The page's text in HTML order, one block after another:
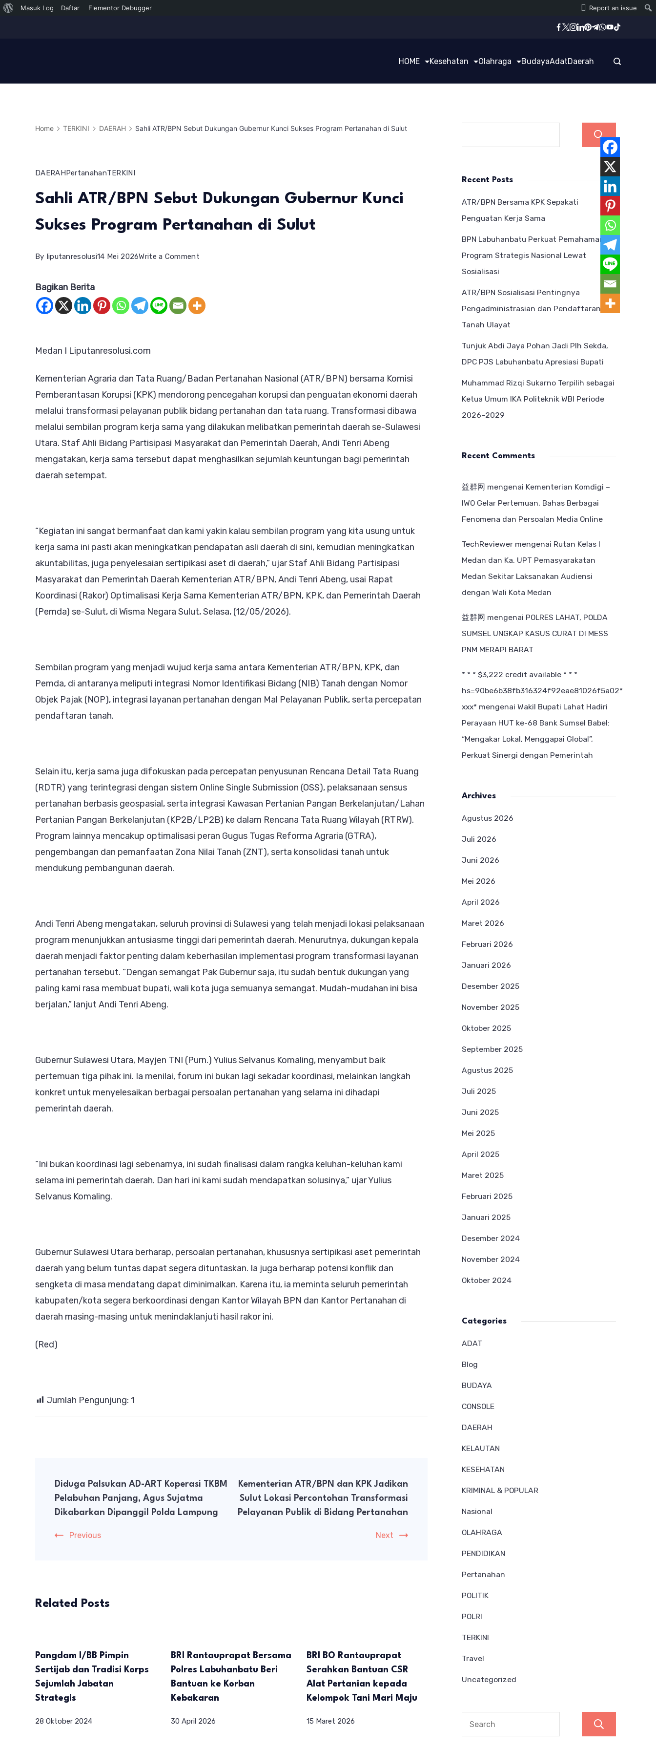
Tentang
Masuk Log Daftar Elementor Debugger Report an issue
HOME Kesehatan Olahraga BudayaAdatDaerah
Home TERKINI DAERAH Sahli ATR/BPN Sebut Dukungan Gubernur Kunci Sukses Program Pertanahan di Sulut
DAERAHPertanahanTERKINI
Sahli ATR/BPN Sebut Dukungan Gubernur Kunci
Sukses Program Pertanahan di Sulut
By liputanresolusi14 Mei 2026Write a Commenton
Sebut
Pertanahan
Sulut
Bagikan Berita
Medan I Liputanresolusi.com
Kementerian Agraria dan Tata Ruang/Badan Pertanahan Nasional (ATR/BPN) bersama Komisi
Pemberantasan Korupsi (KPK) mendorong pencegahan korupsi dan penguatan ekonomi daerah
melalui transformasi pelayanan publik bidang pertanahan dan tata ruang. Transformasi dibawa
melalui sembilan program kerja sama yang dilakukan melibatkan pemerintah daerah se-Sulawesi
Utara. Staf Ahli Bidang Partisipasi Masyarakat dan Pemerintah Daerah, Andi Tenri Abeng
mengatakan, kerja sama tersebut dapat menghasilkan sejumlah keuntungan bagi pemerintah
daerah setempat.
“Kegiatan ini sangat bermanfaat dan kami yakin kalau sembilan program yang kita usung untuk
kerja sama ini pasti akan meningkatkan pendapatan asli daerah di sini, kemudian meningkatkan
akuntabilitas, juga penyelesaian sertipikasi aset di daerah,” ujar Staf Ahli Bidang Partisipasi
Masyarakat dan Pemerintah Daerah Kementerian ATR/BPN, Andi Tenri Abeng, usai Rapat
Koordinasi (Rakor) Optimalisasi Kerja Sama Kementerian ATR/BPN, KPK, dan Pemerintah Daerah
(Pemda) se-Sulut, di Wisma Negara Sulut, Selasa, (12/05/2026).
Sembilan program yang menjadi wujud kerja sama antara Kementerian ATR/BPN, KPK, dan
Pemda, di antaranya meliputi integrasi Nomor Identifikasi Bidang (NIB) Tanah dengan Nomor
Objek Pajak (NOP), integrasi layanan pertanahan dengan Mal Pelayanan Publik, serta percepatan
pendaftaran tanah.
Selain itu, kerja sama juga difokuskan pada percepatan penyusunan Rencana Detail Tata Ruang
(RDTR) yang terintegrasi dengan sistem Online Single Submission (OSS), pelaksanaan sensus
pertanahan berbasis geospasial, serta integrasi Kawasan Pertanian Pangan Berkelanjutan/Lahan
Pertanian Pangan Berkelanjutan (KP2B/LP2B) ke dalam Rencana Tata Ruang Wilayah (RTRW).
Program lainnya mencakup optimalisasi peran Gugus Tugas Reforma Agraria (GTRA),
pengembangan dan pemanfaatan Zona Nilai Tanah (ZNT), serta konsolidasi tanah untuk
mendukung pembangunan daerah.
Andi Tenri Abeng mengatakan, seluruh provinsi di Sulawesi yang telah menjadi lokasi pelaksanaan
program menunjukkan antusiasme tinggi dari pemerintah daerah. Menurutnya, dukungan kepala
daerah menjadi faktor penting dalam keberhasilan implementasi program transformasi layanan
pertanahan tersebut. “Dengan semangat Pak Gubernur saja, itu sudah bentuk dukungan yang
paling kami rasa membuat bupati, wali kota juga semuanya semangat. Mudah-mudahan ini bisa
berjalan,” lanjut Andi Tenri Abeng.
Gubernur Sulawesi Utara, Mayjen TNI (Purn.) Yulius Selvanus Komaling, menyambut baik
pertemuan tiga pihak ini. Ia menilai, forum ini bukan lagi sekadar koordinasi, melainkan langkah
konkret untuk menyelesaikan berbagai persoalan pertanahan yang selama ini dihadapi
pemerintah daerah.
“Ini bukan koordinasi lagi sebenarnya, ini sudah finalisasi dalam rangka keluhan-keluhan kami
selama ini pemerintah daerah. Dan hari ini kami sudah mendapatkan solusinya,” ujar Yulius
Selvanus Komaling.
Gubernur Sulawesi Utara berharap, persoalan pertanahan, khususnya sertipikasi aset pemerintah
daerah yang belum tuntas dapat segera dituntaskan. Ia juga berharap potensi konflik dan
sengketa di masa mendatang dapat diminimalkan. Karena itu, ia meminta seluruh pemerintah
kabupaten/kota segera berkoordinasi dengan Kantor Wilayah BPN dan Kantor Pertanahan di
daerah masing-masing untuk menindaklanjuti hasil rakor ini.
(Red)
Jumlah Pengunjung: 1
Navigation
Diduga Palsukan AD-ART Koperasi TKBM
Pelabuhan Panjang, Agus Sujatma
Dikabarkan Dipanggil Polda Lampung
Previous
Kementerian ATR/BPN dan KPK Jadikan
Sulut Lokasi Percontohan Transformasi
Pelayanan Publik di Bidang Pertanahan
Next
Related Posts
Pangdam I/BB Pimpin
Sertijab dan Tradisi Korps
Sejumlah Jabatan
Strategis
28 Oktober 2024
BRI Rantauprapat Bersama
Polres Labuhanbatu Beri
Bantuan ke Korban
Kebakaran
30 April 2026
BRI BO Rantauprapat
Serahkan Bantuan CSR
Alat Pertanian kepada
Kelompok Tani Mari Maju
15 Maret 2026
Recent Posts
ATR/BPN Bersama KPK Sepakati
Penguatan Kerja Sama
BPN Labuhanbatu Perkuat Pemahaman
Program Strategis Nasional Lewat
Sosialisasi
ATR/BPN Sosialisasi Pentingnya
Pengadministrasian dan Pendaftaran
Tanah Ulayat
Tunjuk Abdi Jaya Pohan Jadi Plh Sekda,
DPC PJS Labuhanbatu Apresiasi Bupati
Muhammad Rizqi Sukarno Terpilih sebagai
Ketua Umum IKA Politeknik WBI Periode
2026–2029
Recent Comments
益群网 mengenai Kementerian Komdigi –
IWO Gelar Pertemuan, Bahas Berbagai
Fenomena dan Persoalan Media Online
TechReviewer mengenai Rutan Kelas I
Medan dan Ka. UPT Pemasyarakatan
Medan Sekitar Laksanakan Audiensi
dengan Wali Kota Medan
益群网 mengenai POLRES LAHAT, POLDA
SUMSEL UNGKAP KASUS CURAT DI MESS
PNM MERAPI BARAT
* * * $3,222 credit available * * *
hs=90be6b38fb316324f92eae81026f5a02*
ххх* mengenai Wakil Bupati Lahat Hadiri
Perayaan HUT ke-68 Bank Sumsel Babel:
“Mengakar Lokal, Menggapai Global”,
Perkuat Sinergi dengan Pemerintah
Archives
Agustus 2026
Juli 2026
Juni 2026
Mei 2026
April 2026
Maret 2026
Februari 2026
Januari 2026
Desember 2025
November 2025
Oktober 2025
September 2025
Agustus 2025
Juli 2025
Juni 2025
Mei 2025
April 2025
Maret 2025
Februari 2025
Januari 2025
Desember 2024
November 2024
Oktober 2024
Categories
ADAT
Blog
BUDAYA
CONSOLE
DAERAH
KELAUTAN
KESEHATAN
KRIMINAL & POPULAR
Nasional
OLAHRAGA
PENDIDIKAN
Pertanahan
POLITIK
POLRI
TERKINI
Travel
Uncategorized